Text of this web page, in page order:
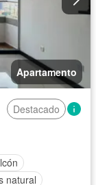
Apartamento
Destacado
natural